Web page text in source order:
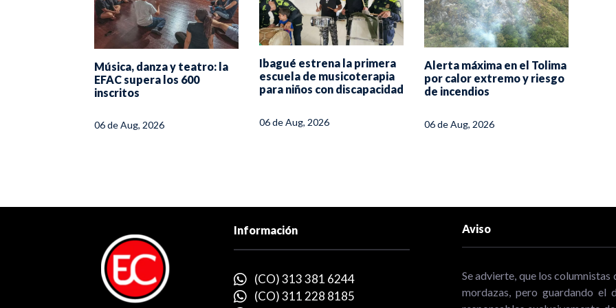
Música, danza y teatro: la
EFAC supera los 600
inscritos
06 de Aug, 2026
Ibagué estrena la primera
escuela de musicoterapia
para niños con discapacidad
06 de Aug, 2026
Alerta máxima en el Tolima
por calor extremo y riesgo
de incendios
06 de Aug, 2026
Información
(CO) 313 381 6244
(CO) 311 228 8185
Aviso
Se advierte, que los columnistas
mordazas, pero guardando el